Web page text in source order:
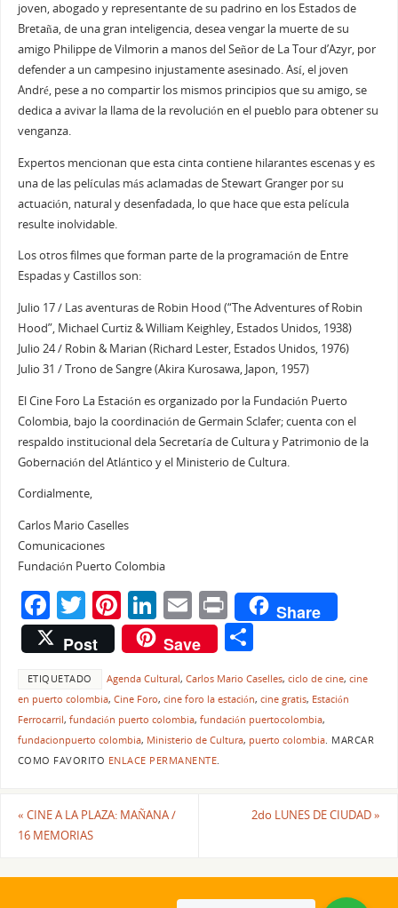
joven, abogado y representante de su padrino en los Estados de
Bretaña, de una gran inteligencia, desea vengar la muerte de su
amigo Philippe de Vilmorin a manos del Señor de La Tour d’Azyr, por
defender a un campesino injustamente asesinado. Así, el joven
André, pese a no compartir los mismos principios que su amigo, se
dedica a avivar la llama de la revolución en el pueblo para obtener su
venganza.
Expertos mencionan que esta cinta contiene hilarantes escenas y es
una de las películas más aclamadas de Stewart Granger por su
actuación, natural y desenfadada, lo que hace que esta película
resulte inolvidable.
Los otros filmes que forman parte de la programación de Entre
Espadas y Castillos son:
Julio 17 / Las aventuras de Robin Hood (“The Adventures of Robin
Hood”, Michael Curtiz & William Keighley, Estados Unidos, 1938)
Julio 24 / Robin & Marian (Richard Lester, Estados Unidos, 1976)
Julio 31 / Trono de Sangre (Akira Kurosawa, Japon, 1957)
El Cine Foro La Estación es organizado por la Fundación Puerto
Colombia, bajo la coordinación de Germain Sclafer; cuenta con el
respaldo institucional dela Secretaría de Cultura y Patrimonio de la
Gobernación del Atlántico y el Ministerio de Cultura.
Cordialmente,
Carlos Mario Caselles
Comunicaciones
Fundación Puerto Colombia
F
a
c
e
b
o
o
k
T
w
itt
er
Pi
nt
er
e
st
Li
n
k
e
dI
n
E
m
ai
l
Pr
in
t
Share
Post
Save C
o
m
p
ar
ETIQUETADO Agenda Cultural, Carlos Mario Caselles, ciclo de cine, cine
en puerto colombia, Cine Foro, cine foro la estación, cine gratis, Estación
Ferrocarril, fundación puerto colombia, fundación puertocolombia,
fundacionpuerto colombia, Ministerio de Cultura, puerto colombia. MARCAR
COMO FAVORITO ENLACE PERMANENTE
« CINE A LA PLAZA: MAÑANA /
16 MEMORIAS
2do LUNES DE CIUDAD»